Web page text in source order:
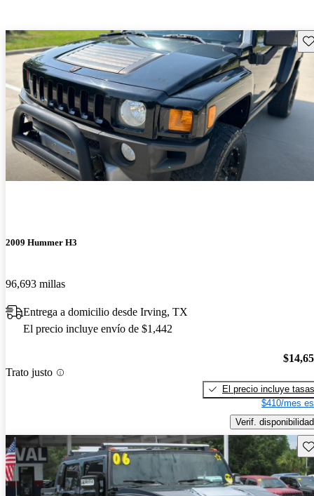
2009 Hummer H3
96,693 millas
Entrega a domicilio desde Irving, TX
El precio incluye envío de $1,442
Trato justo
El precio incluye tasas
$410/mes
Verif. disponibilidad